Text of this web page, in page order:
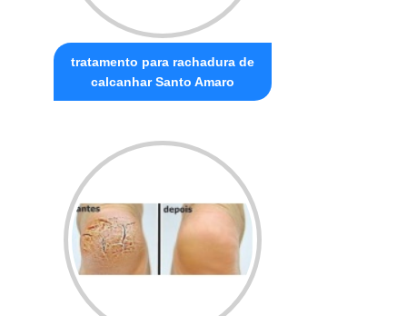
tratamento para rachadura de
calcanhar Santo Amaro